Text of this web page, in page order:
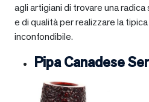
agli artigiani di trovare una
e di qualità per realizzare la
inconfondibile.
Pipa Canadese